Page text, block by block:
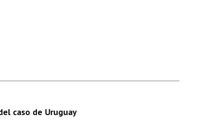
caso de Uruguay